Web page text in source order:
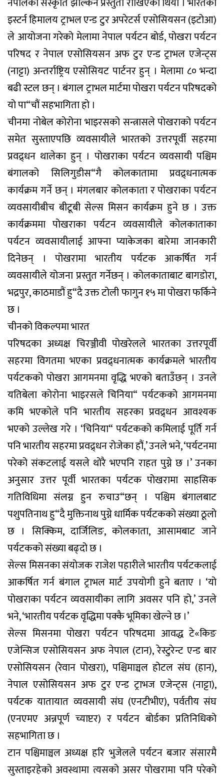
इस्टर्न हिमालय ट्राभल एन्ड टुर अपरेटर्स एसोसियसन (इटोआ)
ले आयोजना गरेको मेलामा नेपाल पर्यटन बोर्ड, पोखरा पर्यटन
परिषद र नेपाल एसोसियसन अफ टुर एन्ड ट्राभल एजेन्ट्स
(नाट्टा) अन्तर्राष्ट्रिय एसोसियट पार्टनर हुन् । मेलामा ८० भन्दा
बढी स्टल छन् । बंगाल ट्राभल मार्टमा पोखरा पर्यटन परिषदको
यो पा“चौं सहभागिता हो ।
चीनमा नोबेल कोरोना भाइरसको सन्त्रासले पोखराको पर्यटन
समेत सुस्ताएपछि व्यवसायीले भारतको उत्तरपूर्वी सहरमा
प्रवद्र्धन थालेका हुन् । पोखराका पर्यटन व्यवसायी पश्चिम
बंगालको सिलिगुडीस“गै कोलकातामा प्रवद्र्धनात्मक
कार्यक्रम गर्ने छन् । मंगलबार कोलकाता र पोखराका पर्यटन
व्यवसायीबीच बीटूबी सेल्स मिसन कार्यक्रम हुने छ । उक्त
कार्यक्रममा पोखराका पर्यटन व्यवसायीले कोलकाताका
पर्यटन व्यवसायीलाई आफ्ना प्याकेजका बारेमा जानकारी
दिनेछन् । पोखरामा भारतीय पर्यटक आकर्षित गर्न
व्यवसायीले योजना प्रस्तुत गर्नेछन् । कोलकाताबाट बागडोरा,
भद्रपुर, काठमाडौं हु“दै उक्त टोली फागुन १५ मा पोखरा फर्किने
छ ।
चीनको विकल्पमा भारत
परिषदका अध्यक्ष चिरञ्जीवी पोखरेलले भारतका उत्तरपूर्वी
सहरमा विगतमा भएका प्रवद्र्धनात्मक कार्यक्रमले भारतीय
पर्यटकको पोखरा आगमनमा वृद्धि भएको बताउँछन् । उनले
यतिबेला कोरोना भाइरसले चिनिया“ पर्यटकको आगमनमा
कमि भएकोले पनि भारतीय सहरका प्रवद्र्धन आवश्यक
भएको उल्लेख गरे । ‘चिनिया“ पर्यटकको कमिलाई पूर्ति गर्न
पनि भारतीय सहरमा प्रवद्र्धन रोजेका हौं,’ उनले भने, ‘पर्यटनमा
परेको संकटलाई यसले थोरै भएपनि राहत पुग्ने छ ।’ उनका
अनुसार उत्तर पूर्वी भारतका पर्यटक पोखरामा साहसिक
गतिविधिमा संलग्न हुन रुचाउ“छन् । पश्चिम बंगालबाट
पशुपतिनाथ हु“दै मुक्तिनाथ पुग्ने धार्मिक पर्यटकको संख्या ठूलो
छ । सिक्किम, दार्जिलिङ, कोलकाता, आसामबाट जाने
पर्यटकको संख्या बढ्दो छ ।
सेल्स मिसनका संयोजक राजेश पहारीले भारतीय पर्यटकलाई
आकर्षित गर्न बंगाल ट्राभल मार्ट उपयोगी हुने बताए । ‘यो
पोखराका पर्यटन व्यवसायीका लागि अवसर पनि हो,’ उनले
भने, ‘भारतीय पर्यटक वृद्धिमा पक्कै भूमिका खेल्ने छ ।’
सेल्स मिसनमा पोखरा पर्यटन परिषदमा आवद्ध टे«किङ
एजेन्सिज एसोसियसन अफ नेपाल (टान), रेस्टुरेन्ट एन्ड बार
एसोसियसन (रेवान पोखरा), पश्चिमाञ्चल होटल संघ (हान),
नेपाल एसोसियसन अफ टुर एन्ड ट्राभज एजेन्ट्स (नाट्टा),
पर्यटक यातायात व्यवसायी संघ (एनटीभीए), पर्वतीय संघ
(एनएमए अन्नपूर्ण च्याप्टर) र पर्यटन बोर्डका प्रतिनिधिको
सहभागिता छ ।
टान पश्चिमाञ्चल अध्यक्ष हरि भुजेलले पर्यटन बजार संसारमै
सुस्ताइरहेको अवस्थामा त्यसको असर पोखरामा पनि परेको